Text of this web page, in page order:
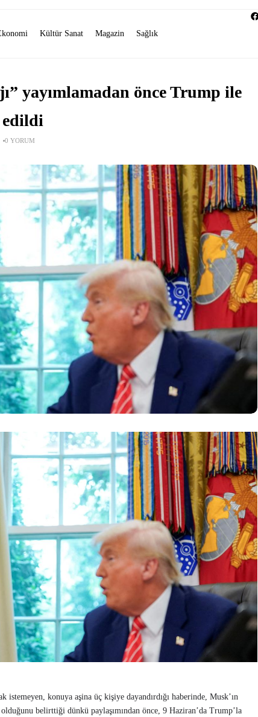
Kültür Sanat Magazin Sağlık
yayımlamadan önce Trump ile
0 YORUM
konuya aşina üç kişiye dayandırdığı haberinde, Musk’ın
belirttiği dünkü paylaşımından önce, 9 Haziran’da Trump’la